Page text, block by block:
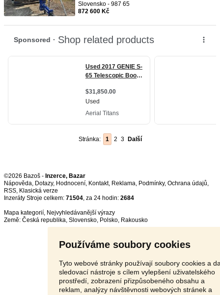
Používáme soubory cookies
Tyto webové stránky používají soubory cookies a
sledovací nástroje s cílem vylepšení uživatelského
prostředí, zobrazení přizpůsobeného obsahu a
reklam, analýzy návštěvnosti webových stránek a
Slovensko - 987 65
872 600 Kč
Stránka: 1 2 3 Další
©2026 Bazoš - Inzerce, Bazar
Nápověda, Dotazy, Hodnocení, Kontakt, Reklama, Podmínky, Ochrana údajů,
RSS,
Inzeráty Stroje celkem: 71504, za 24 hodin: 2684
Mapa kategorií, Nejvyhledávanější výrazy
Země: Česká republika, Slovensko, Polsko, Rakousko